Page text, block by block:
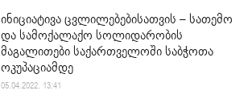
ინიციატივა ცვლილებებისათვის – სათემო
და სამოქალაქო სოლიდარობის
მაგალითები საქართველოში საბჭოთა
ოკუპაციამდე
05.04.2022. 13:41